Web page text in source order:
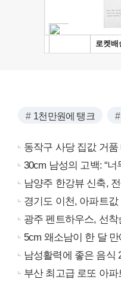
1천만원에 탱크
동작구 사당 집값 거
30cm 남성의 고백: “
남양주 한강뷰 신축,
경기도 이천, 아파트
광주 펜트하우스, 선
5cm 왜소남이 한 달
남성활력에 좋은 음식
부산 최고급 로또 아